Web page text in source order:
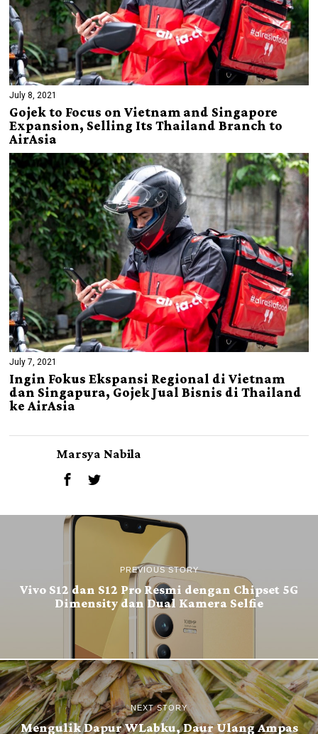
July 8, 2021
Gojek to Focus on Vietnam and Singapore
Expansion, Selling Its Thailand Branch to
AirAsia
July 7, 2021
Ingin Fokus Ekspansi Regional di Vietnam
dan Singapura, Gojek Jual Bisnis di Thailand
ke AirAsia
Marsya Nabila
PREVIOUS STORY
Vivo S12 dan S12 Pro Resmi dengan Chipset 5G
Dimensity dan Dual Kamera Selfie
NEXT STORY
Mengulik Dapur WLabku, Daur Ulang Ampas